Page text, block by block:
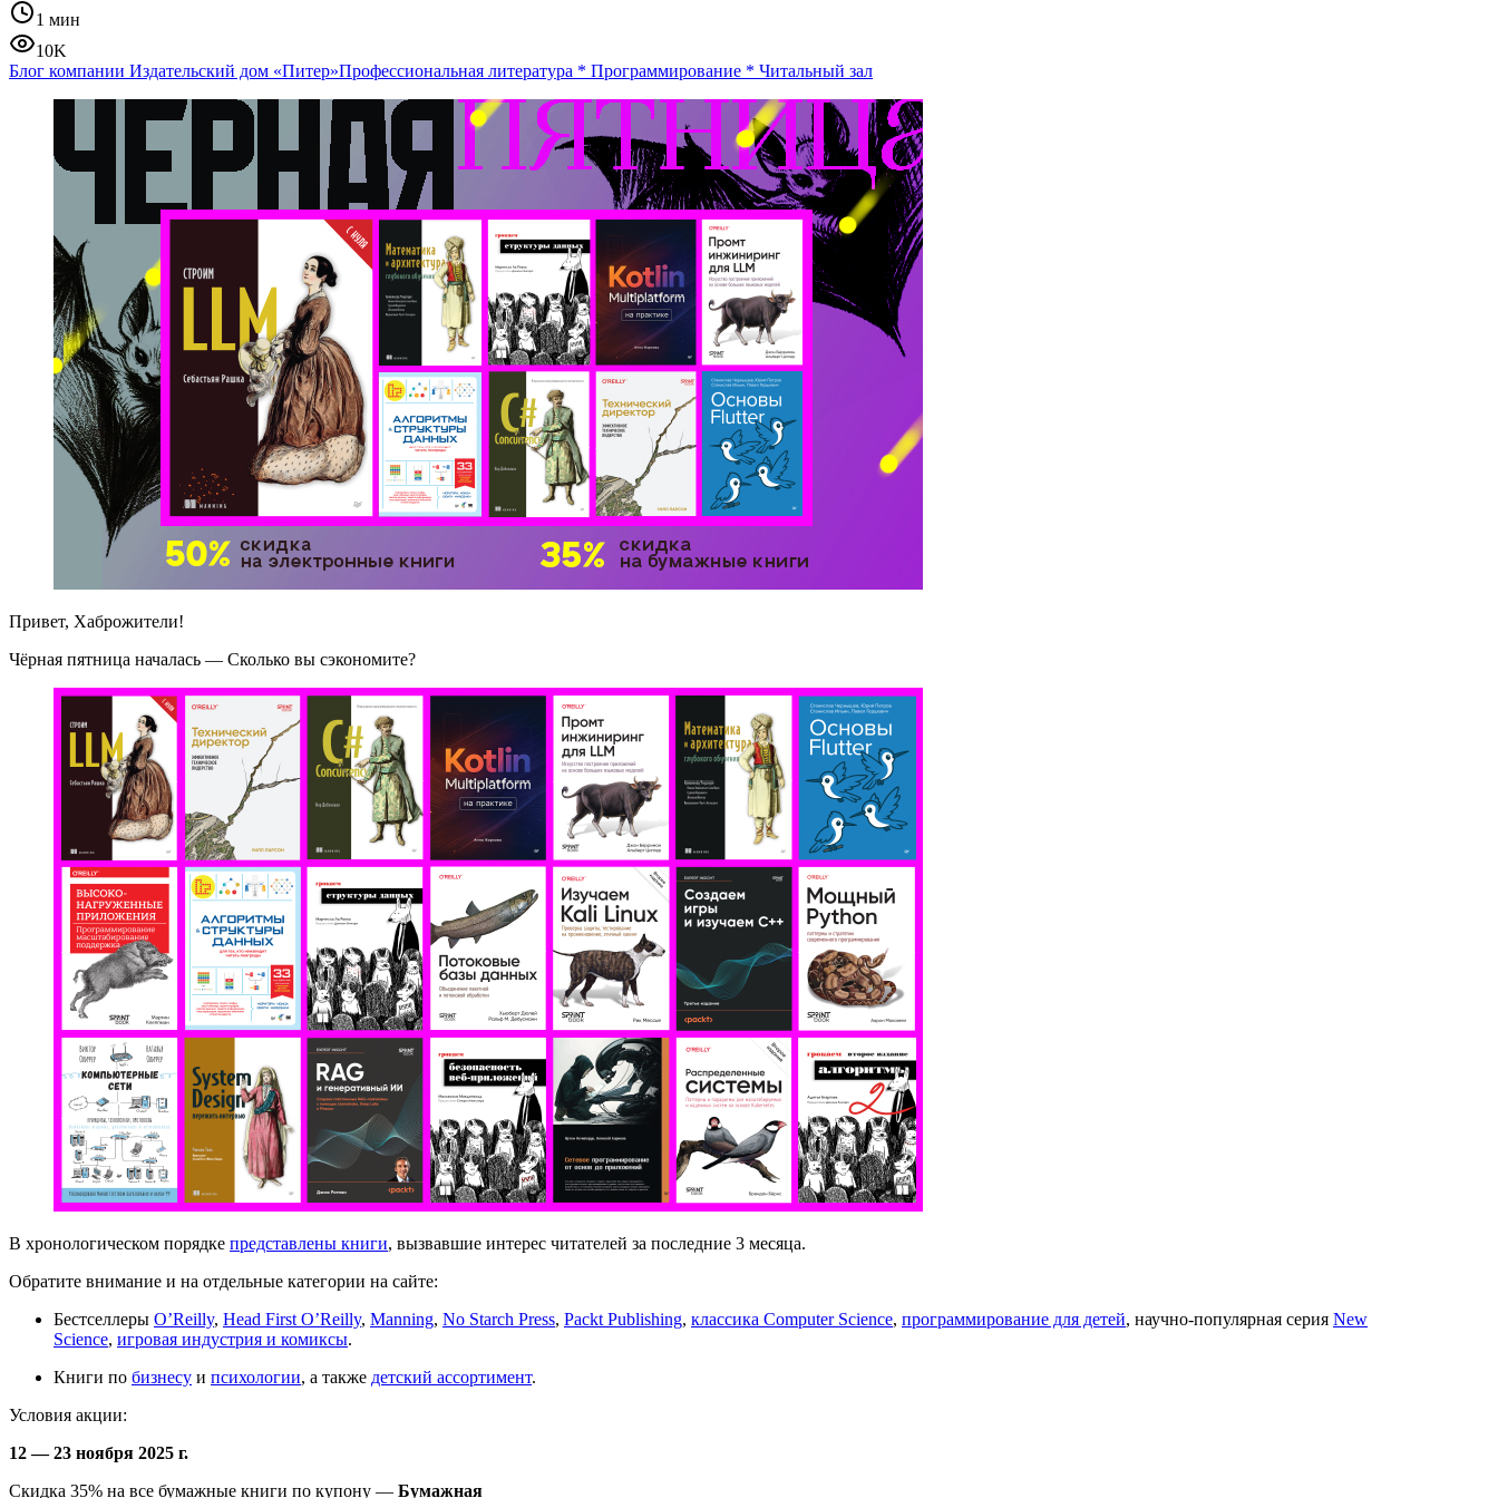
1 мин
10K
Блог компании Издательский дом «Питер»Профессиональная литература * Программирование * Читальный зал
Привет, Хаброжители!
Чёрная пятница началась — Сколько вы сэкономите?
В хронологическом порядке представлены книги, вызвавшие интерес читателей за последние 3 месяца.
Обратите внимание и на отдельные категории на сайте:
Бестселлеры O’Reilly, Head First O’Reilly, Manning, No Starch Press, Packt Publishing, классика Computer Science, программирование для детей, научно-популярная серия New
Science, игровая индустрия и комиксы.
Книги по бизнесу и психологии, а также детский ассортимент.
Условия акции:
12 — 23 ноября 2025 г.
Скидка 35% на все бумажные книги по купону — Бумажная